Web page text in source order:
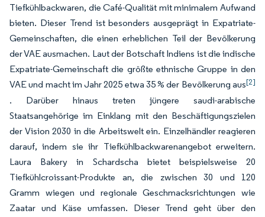
Tiefkühlbackwaren, die Café-Qualität mit minimalem Aufwand
bieten. Dieser Trend ist besonders ausgeprägt in Expatriate-
Gemeinschaften, die einen erheblichen Teil der Bevölkerung
der VAE ausmachen. Laut der Botschaft Indiens ist die indische
Expatriate-Gemeinschaft die größte ethnische Gruppe in den
VAE und macht im Jahr 2025 etwa 35 % der Bevölkerung aus[2]
. Darüber hinaus treten jüngere saudi-arabische
Staatsangehörige im Einklang mit den Beschäftigungszielen
der Vision 2030 in die Arbeitswelt ein. Einzelhändler reagieren
darauf, indem sie ihr Tiefkühlbackwarenangebot erweitern.
Laura Bakery in Schardscha bietet beispielsweise 20
Tiefkühlcroissant-Produkte an, die zwischen 30 und 120
Gramm wiegen und regionale Geschmacksrichtungen wie
Zaatar und Käse umfassen. Dieser Trend geht über den